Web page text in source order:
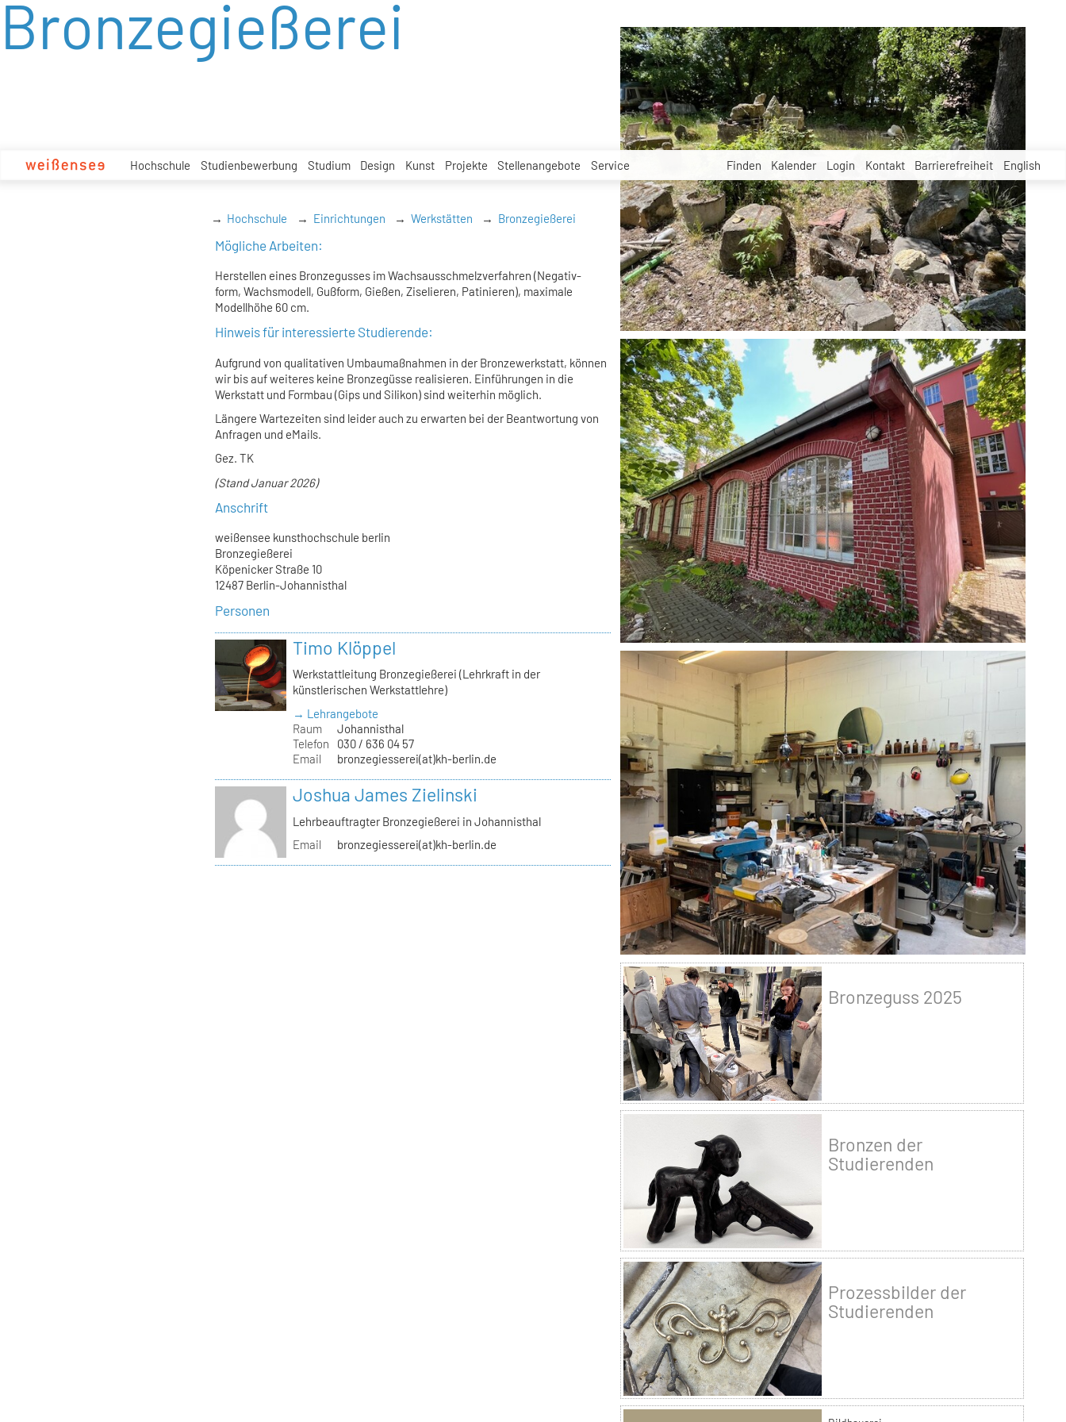
zum
Inhalt
Hochschule Studienbewerbung Studium Design Kunst Projekte Stellenangebote Service Finden Kalender Login Kontakt Barrierefreiheit English
Bronzegießerei
Hochschule Einrichtungen Werkstätten Bronzegießerei
Mögliche Arbeiten:
Herstellen eines Bronzegusses im Wachsausschmelzverfahren (Negativ-
form, Wachsmodell, Gußform, Gießen, Ziselieren, Patinieren), maximale
Modellhöhe 60 cm.
Hinweis für interessierte Studierende:
Aufgrund von qualitativen Umbaumaßnahmen in der Bronzewerkstatt, können
wir bis auf weiteres keine Bronzegüsse realisieren. Einführungen in die
Werkstatt und Formbau (Gips und Silikon) sind weiterhin möglich.
Längere Wartezeiten sind leider auch zu erwarten bei der Beantwortung von
Anfragen und eMails.
Gez. TK
(Stand Januar 2026)
Anschrift
weißensee kunsthochschule berlin
Bronzegießerei
Köpenicker Straße 10
12487 Berlin-Johannisthal
Personen
Timo Klöppel
Werkstattleitung Bronzegießerei (Lehrkraft in der
künstlerischen Werkstattlehre)
→ Lehrangebote
Raum
Johannisthal
Telefon
030 / 636 04 57
Email
bronzegiesserei(at)kh-berlin.de
Joshua James Zielinski
Lehrbeauftragter Bronzegießerei in Johannisthal
Email
bronzegiesserei(at)kh-berlin.de
Bronzeguss 2025
Bronzen der
Studierenden
Prozessbilder der
Studierenden